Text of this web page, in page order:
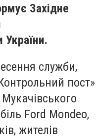
Західне
служби,
пост»
Мукачівського
Ford Mondeo,
жителів